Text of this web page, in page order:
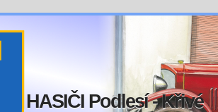
HASIČI Podlesí - Křivé